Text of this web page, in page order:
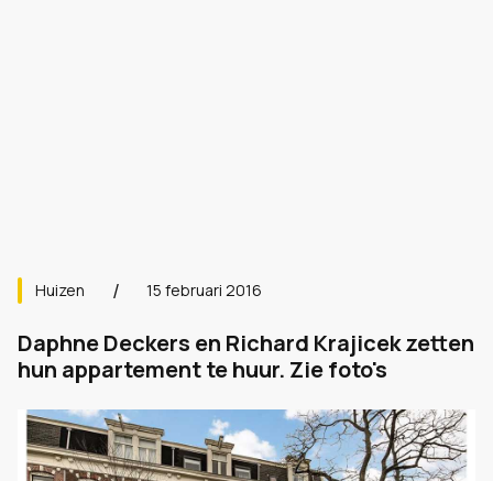
Huizen 15 februari 2016
Daphne Deckers en Richard Krajicek zetten
hun appartement te huur. Zie foto's